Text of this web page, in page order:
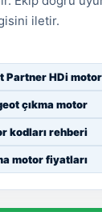
iletir.
Partner HDi motor
çıkma motor
kodları rehberi
motor fiyatları